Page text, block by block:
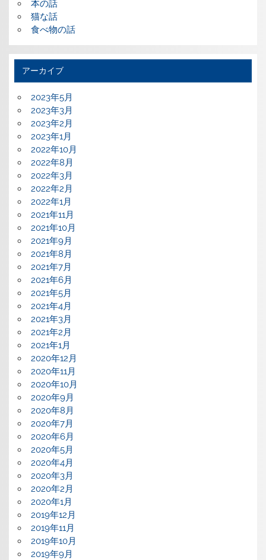
本の話
猫な話
食べ物の話
アーカイブ
2023年5月
2023年3月
2023年2月
2023年1月
2022年10月
2022年8月
2022年3月
2022年2月
2022年1月
2021年11月
2021年10月
2021年9月
2021年8月
2021年7月
2021年6月
2021年5月
2021年4月
2021年3月
2021年2月
2021年1月
2020年12月
2020年11月
2020年10月
2020年9月
2020年8月
2020年7月
2020年6月
2020年5月
2020年4月
2020年3月
2020年2月
2020年1月
2019年12月
2019年11月
2019年10月
2019年9月